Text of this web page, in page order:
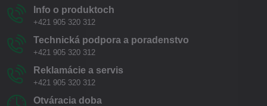
Info o produktoch
+421 905 320 312
Technická podpora a poradenstvo
+421 905 320 312
Reklamácie a servis
+421 905 320 312
Otváracia doba